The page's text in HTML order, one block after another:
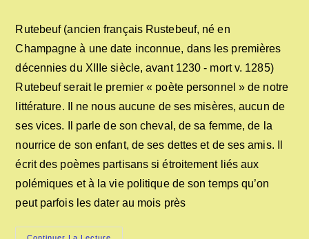
publication :
Rutebeuf (ancien français Rustebeuf, né en
Champagne à une date inconnue, dans les premières
décennies du XIIIe siècle, avant 1230 - mort v. 1285)
Rutebeuf serait le premier « poète personnel » de notre
littérature. Il ne nous aucune de ses misères, aucun de
ses vices. Il parle de son cheval, de sa femme, de la
nourrice de son enfant, de ses dettes et de ses amis. Il
écrit des poèmes partisans si étroitement liés aux
polémiques et à la vie politique de son temps qu’on
peut parfois les dater au mois près